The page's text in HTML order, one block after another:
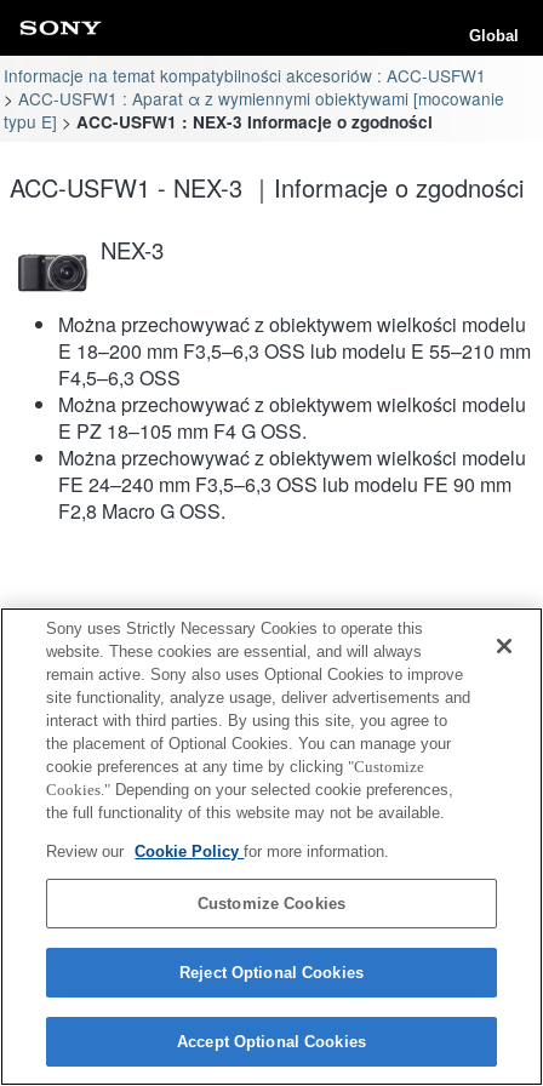
Global
Informacje na temat kompatybilności akcesoriów : ACC-USFW1
ACC-USFW1 : Aparat α z wymiennymi obiektywami [mocowanie
typu E]
ACC-USFW1 : NEX-3 Informacje o zgodności
ACC-USFW1 - NEX-3 ｜Informacje o zgodności
NEX-3
Można przechowywać z obiektywem wielkości modelu
E 18–200 mm F3,5–6,3 OSS lub modelu E 55–210 mm
F4,5–6,3 OSS
Można przechowywać z obiektywem wielkości modelu
E PZ 18–105 mm F4 G OSS.
Można przechowywać z obiektywem wielkości modelu
FE 24–240 mm F3,5–6,3 OSS lub modelu FE 90 mm
F2,8 Macro G OSS.
Terms of Use Contact Us
Copyright 2026 Sony Corporation
Sony uses Strictly Necessary Cookies to operate this
website. These cookies are essential, and will always
remain active. Sony also uses Optional Cookies to improve
site functionality, analyze usage, deliver advertisements and
interact with third parties. By using this site, you agree to
the placement of Optional Cookies. You can manage your
cookie preferences at any time by clicking "Customize
Cookies." Depending on your selected cookie preferences,
the full functionality of this website may not be available.
Review our Cookie Policyfor more information.
Customize Cookies
Reject Optional Cookies
Accept Optional Cookies